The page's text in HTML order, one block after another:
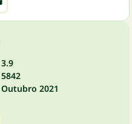
3.9
5842
Outubro 2021